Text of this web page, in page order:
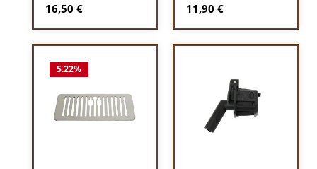
Regulärer Preis:
16,50 € Regulärer Preis:
11,90 €
5.22%